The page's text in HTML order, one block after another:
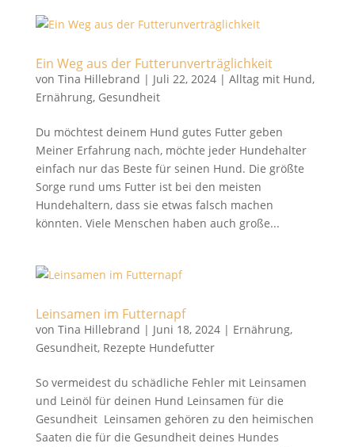
Ein Weg aus der Futterunverträglichkeit
von Tina Hillebrand | Juli 22, 2024| Alltag mit Hund,
Ernährung, Gesundheit
Du möchtest deinem Hund gutes Futter geben
Meiner Erfahrung nach, möchte jeder Hundehalter
einfach nur das Beste für seinen Hund. Die größte
Sorge rund ums Futter ist bei den meisten
Hundehaltern, dass sie etwas falsch machen
könnten. Viele Menschen haben auch große...
Leinsamen im Futternapf
von Tina Hillebrand | Juni 18, 2024| Ernährung,
Gesundheit, Rezepte Hundefutter
So vermeidest du schädliche Fehler mit Leinsamen
und Leinöl für deinen Hund Leinsamen für die
Gesundheit Leinsamen gehören zu den heimischen
Saaten die für die Gesundheit deines Hundes